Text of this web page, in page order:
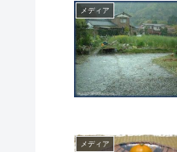
メディア
メディア